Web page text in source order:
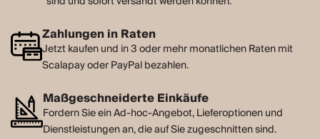
Zahlungen in Raten
Jetzt kaufen und in 3 oder mehr monatlichen Raten mit
Scalapay oder PayPal bezahlen.
Maßgeschneiderte Einkäufe
Fordern Sie ein Ad-hoc-Angebot, Lieferoptionen und
Dienstleistungen an, die auf Sie zugeschnitten sind.